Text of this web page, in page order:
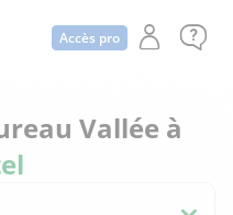
Accès pro
Vallée à